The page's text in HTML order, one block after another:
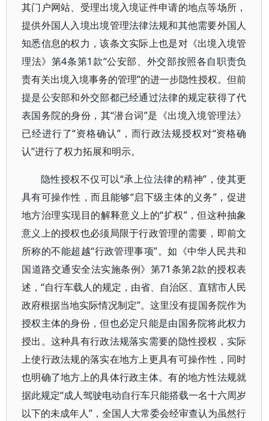
其门户网站、受理出境入境证件申请的地点等场所，
提供外国人入境出境管理法律法规和其他需要外国人
知悉信息的权力，该条文实际上也是对《出境入境管
理法》第4条第1款“公安部、外交部按照各自职责负
责有关出境入境事务的管理”的进一步隐性授权。但前
提是公安部和外交部都已经通过法律的规定获得了代
表国务院的身份，其“潜台词”是《出境入境管理法》
已经进行了“资格确认”，而行政法规授权对“资格确
认”进行了权力拓展和明示。
隐性授权不仅可以“承上位法律的精神”，使其更
具有可操作性，而且能够“启下级主体的义务”，促进
地方治理实现目的解释意义上的“扩权”，但这种抽象
意义上的授权也必须局限于行政管理的需要，即前文
所称的不能超越“行政管理事项”。如《中华人民共和
国道路交通安全法实施条例》第71条第2款的授权表
述，“自行车载人的规定，由省、自治区、直辖市人民
政府根据当地实际情况制定”。这里没有提国务院作为
授权主体的身份，但也必定只能是由国务院将此权力
授出。这种具有行政法规落实需要的隐性授权，实际
上使行政法规的落实在地方上更具有可操作性，同时
也明确了地方上的具体行政主体。有的地方性法规就
据此规定“成人驾驶电动自行车只能搭载一名十六周岁
以下的未成年人”，全国人大常委会经审查认为虽然行